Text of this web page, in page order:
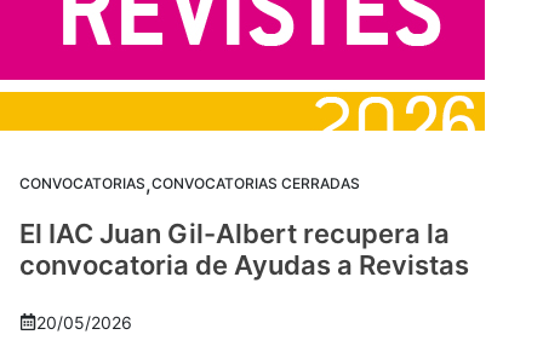
CONVOCATORIAS,CONVOCATORIAS CERRADAS
El IAC Juan Gil-Albert recupera la
convocatoria de Ayudas a Revistas
20/05/2026